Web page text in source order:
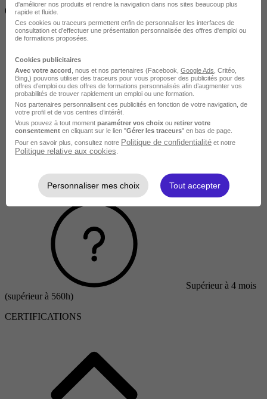
( 70h à 560h)
Longue
Supérieur à 4 mois
(supérieur à 560h)
CERTIFICATIONS
d'améliorer nos produits et rendre la navigation dans nos sites beaucoup plus
rapide et fluide.
Ces cookies ou traceurs permettent enfin de personnaliser les interfaces de
consultation et d'effectuer une présentation personnalisée des offres d'emploi ou
de formations proposées.
Cookies publicitaires
Avec votre accord , nous et nos partenaires (Facebook, Google Ads , Critéo,
Bing,) pouvons utiliser des traceurs pour vous proposer des publicités pour des
offres d’emploi ou des offres de formations personnalisés afin d’augmenter vos
probabilités de trouver rapidement un emploi ou une formation.
Nos partenaires personnalisent ces publicités en fonction de votre navigation, de
votre profil et de vos centres d’intérêt.
Vous pouvez à tout moment paramétrer vos choix ou retirer votre
consentement en cliquant sur le lien "Gérer les traceurs" en bas de page.
Pour en savoir plus, consultez notre Politique de confidentialité et notre
Politique relative aux cookies
Personnaliser mes choix Tout accepter